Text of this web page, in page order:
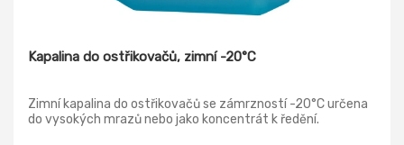
Kapalina do ostřikovačů, zimní -20°C
Zimní kapalina do ostřikovačů se zámrzností -20°C určena
do vysokých mrazů nebo jako koncentrát k ředění.